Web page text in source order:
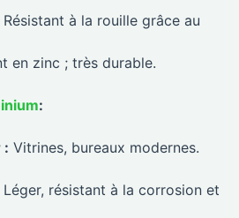
Résistant à la rouille grâce au
en zinc ; très durable.
:
: Vitrines, bureaux modernes.
Léger, résistant à la corrosion et